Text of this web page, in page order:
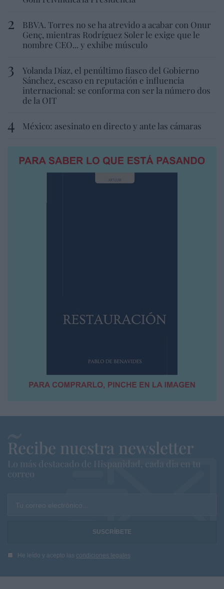
BBVA. Torres no se ha atrevido a acabar con Onur
Genç, mientras Rodríguez Soler le exige que le
nombre CEO... y exhibe músculo
Yolanda Díaz, el penúltimo fiasco del Gobierno
Sánchez, escaso en reputación e influencia
internacional: se conforma con ser la número dos
de la OIT
México: asesinato en directo y ante las cámaras
Recibe nuestra newsletter
Lo más destacado de Hispanidad, cada dia en tu
correo
Tu correo electrónico...
He leído y acepto las condiciones legales